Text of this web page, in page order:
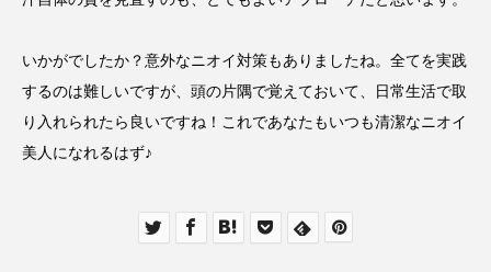
いかがでしたか？意外なニオイ対策もありましたね。全てを実践
するのは難しいですが、頭の片隅で覚えておいて、日常生活で取
り入れられたら良いですね！これであなたもいつも清潔なニオイ
美人になれるはず♪